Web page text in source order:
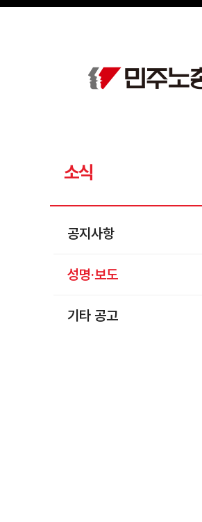
메뉴 건너뛰기
소식
공지사항
성명·보도
기타 공고
Sketchbook5, 스케치북5
Sketchbook5, 스케치북5